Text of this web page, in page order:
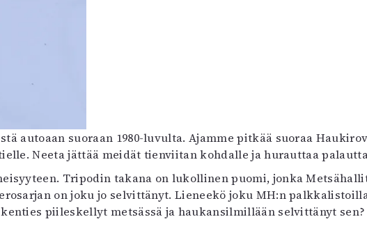
suoraan 1980-luvulta. Ajamme pitkää suoraa
Neeta jättää meidät tienviitan kohdalle ja hurauttaa
Tripodin takana on lukollinen puomi, jonka
on joku jo selvittänyt. Lieneekö joku MH:n
piileskellyt metsässä ja haukansilmillään selvittänyt sen?